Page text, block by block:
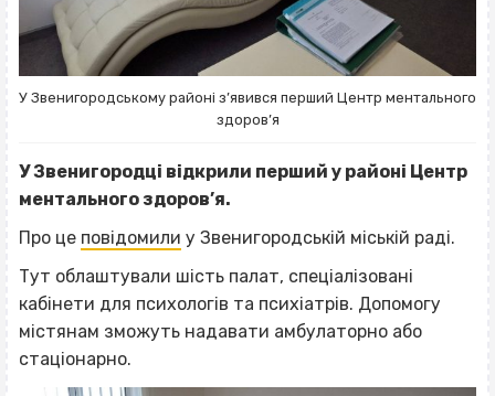
У Звенигородському районі з’явився перший Центр ментального
здоров’я
У Звенигородці відкрили перший у районі Центр
ментального здоров’я.
Про це повідомили у Звенигородській міській раді.
Тут облаштували шість палат, спеціалізовані
кабінети для психологів та психіатрів. Допомогу
містянам зможуть надавати амбулаторно або
стаціонарно.